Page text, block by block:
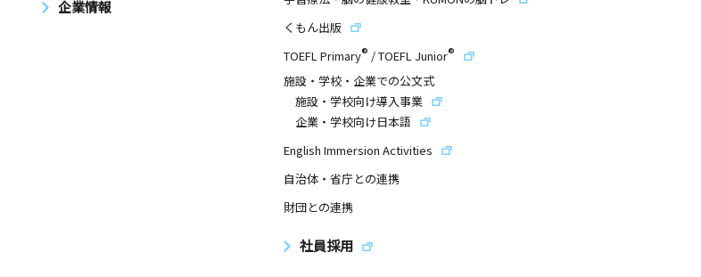
企業情報
くもん出版
TOEFL Primary® /TOEFL Junior®
施設・学校・企業での公文式
施設・学校向け導入事業
企業・学校向け日本語
English Immersion Activities
自治体・省庁との連携
財団との連携
社員採用